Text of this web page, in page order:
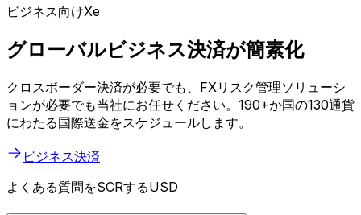
ビジネス向けXe
グローバルビジネス決済が簡素化
クロスボーダー決済が必要でも、FXリスク管理ソリューシ
ョンが必要でも当社にお任せください。190+か国の130通貨
にわたる国際送金をスケジュールします。
ビジネス決済
よくある質問をSCRするUSD